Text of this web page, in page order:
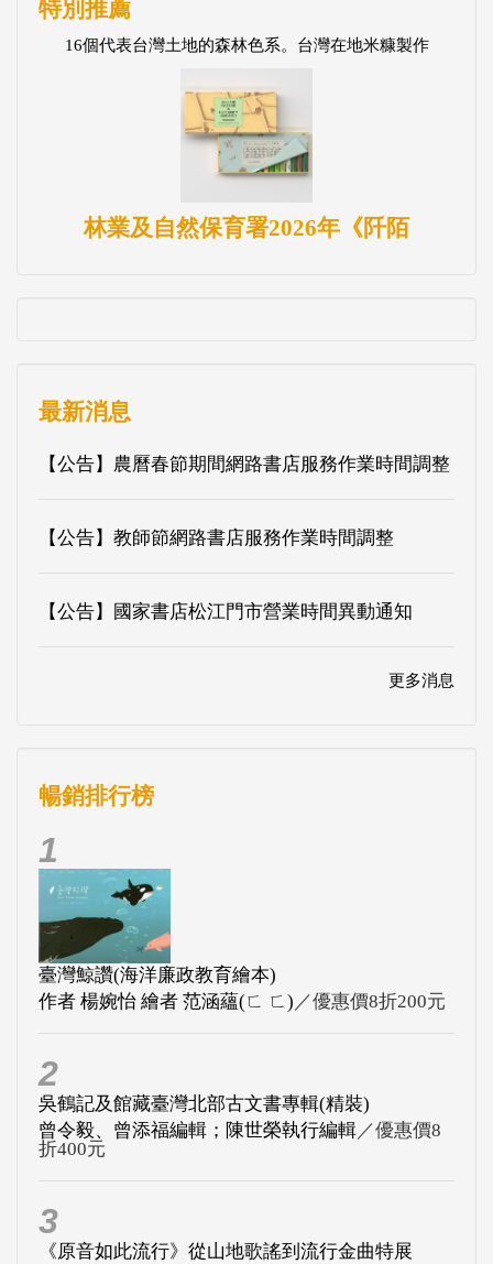
特別推薦
16個代表台灣土地的森林色系。台灣在地米糠製作
林業及自然保育署2026年《阡陌
最新消息
【公告】農曆春節期間網路書店服務作業時間調整
【公告】教師節網路書店服務作業時間調整
【公告】國家書店松江門市營業時間異動通知
更多消息
暢銷排行榜
1
臺灣鯨讚(海洋廉政教育繪本)
作者 楊婉怡 繪者 范涵蘊(ㄈ ㄈ) ／優惠價8折200元
2
吳鶴記及館藏臺灣北部古文書專輯(精裝)
曾令毅、曾添福編輯；陳世榮執行編輯／優惠價8
折400元
3
《原音如此流行》從山地歌謠到流行金曲特展